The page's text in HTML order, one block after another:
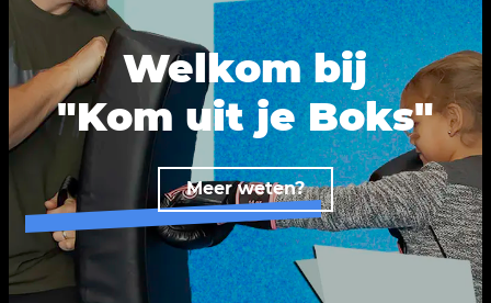
Welkom bij
"Kom uit je Boks"
Meer weten?